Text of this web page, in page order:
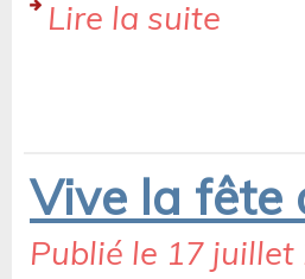
Lire la suite
Vive la fête
Publié le 17 juillet